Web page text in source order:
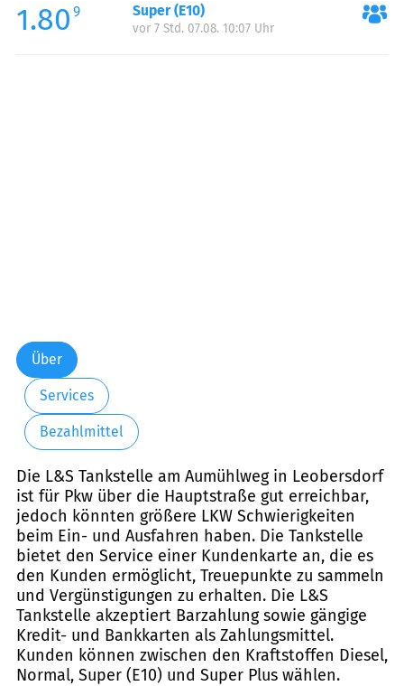
Samstag:
06:00-22:00
Sonntag:
1.80 9 Super (E10)
vor 7 Std. 07.08. 10:07 Uhr
Über
Services
Bezahlmittel
Die L&S Tankstelle am Aumühlweg in Leobersdorf
ist für Pkw über die Hauptstraße gut erreichbar,
jedoch könnten größere LKW Schwierigkeiten
beim Ein- und Ausfahren haben. Die Tankstelle
bietet den Service einer Kundenkarte an, die es
den Kunden ermöglicht, Treuepunkte zu sammeln
und Vergünstigungen zu erhalten. Die L&S
Tankstelle akzeptiert Barzahlung sowie gängige
Kredit- und Bankkarten als Zahlungsmittel.
Kunden können zwischen den Kraftstoffen Diesel,
Normal, Super (E10) und Super Plus wählen.